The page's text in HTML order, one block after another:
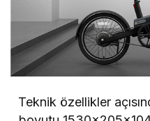
Teknik özellikler